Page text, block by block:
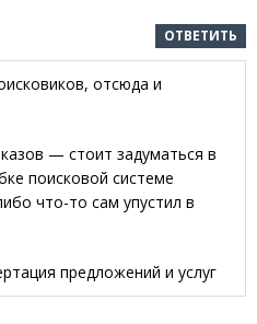
ОТВЕТИТЬ
отсюда и
— стоит задуматься в
поисковой системе
что-то сам упустил в
предложений и услуг